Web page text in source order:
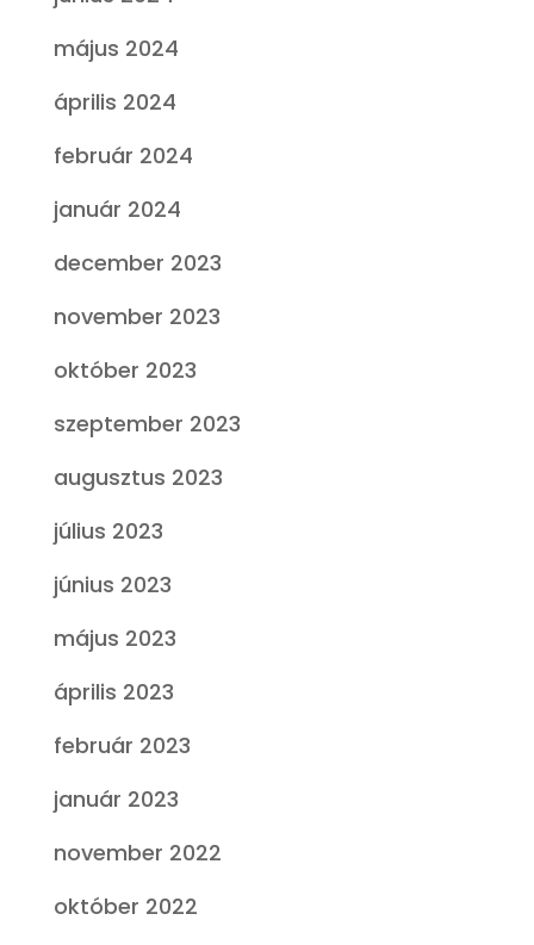
május 2024
április 2024
február 2024
január 2024
december 2023
november 2023
október 2023
szeptember 2023
augusztus 2023
július 2023
június 2023
május 2023
április 2023
február 2023
január 2023
november 2022
október 2022